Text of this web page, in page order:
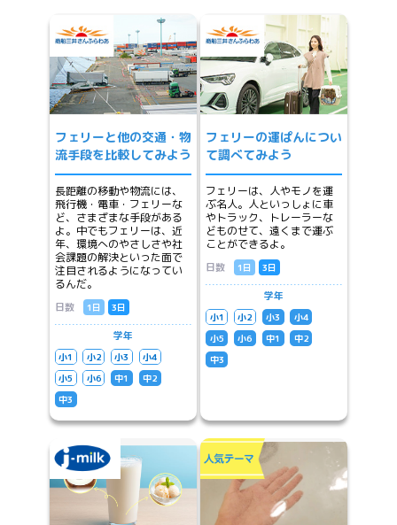
フェリーと他の交通・物
流手段を比較してみよう
長距離の移動や物流には、
飛行機・電車・フェリーな
ど、さまざまな手段がある
よ。中でもフェリーは、近
年、環境へのやさしさや社
会課題の解決といった面で
注目されるようになってい
るんだ。
日数 1日 3日
学年
小1 小2 小3
小4
小5
小6 中1
中2
中3
フェリーの運ぱんについ
て調べてみよう
フェリーは、人やモノを運
ぶ名人。人といっしょに車
やトラック、トレーラーな
どものせて、遠くまで運ぶ
ことができるよ。
日数 1日 3日
学年
小1 小2 小3
小4
小5
小6 中1
中2
中3